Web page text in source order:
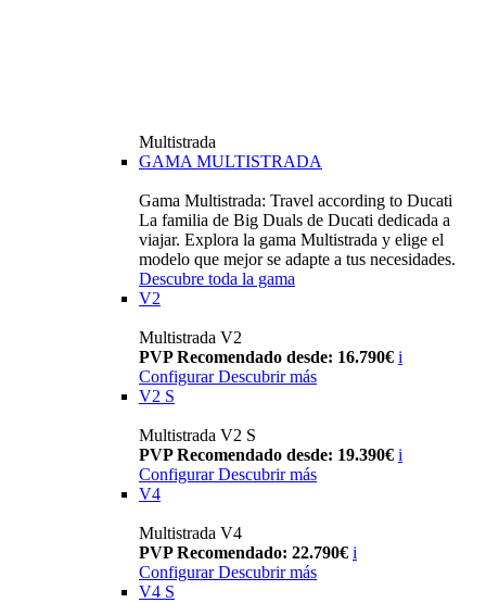
Multistrada
GAMA MULTISTRADA
Gama Multistrada: Travel according to Ducati
La familia de Big Duals de Ducati dedicada a
viajar. Explora la gama Multistrada y elige el
modelo que mejor se adapte a tus necesidades.
Descubre toda la gama
V2
Multistrada V2
PVP Recomendado desde: 16.790€ i
Configurar Descubrir más
V2 S
Multistrada V2 S
PVP Recomendado desde: 19.390€ i
Configurar Descubrir más
V4
Multistrada V4
PVP Recomendado: 22.790€ i
Configurar Descubrir más
V4 S